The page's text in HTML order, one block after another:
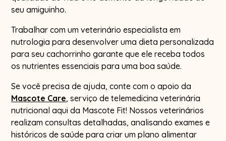
seu amiguinho.
Trabalhar com um veterinário especialista em
nutrologia para desenvolver uma dieta personalizada
para seu cachorrinho garante que ele receba todos
os nutrientes essenciais para uma boa saúde.
Se você precisa de ajuda, conte com o apoio da
Mascote Care, serviço de telemedicina veterinária
nutricional aqui da Mascote Fit! Nossos veterinários
realizam consultas detalhadas, analisando exames e
históricos de saúde para criar um plano alimentar